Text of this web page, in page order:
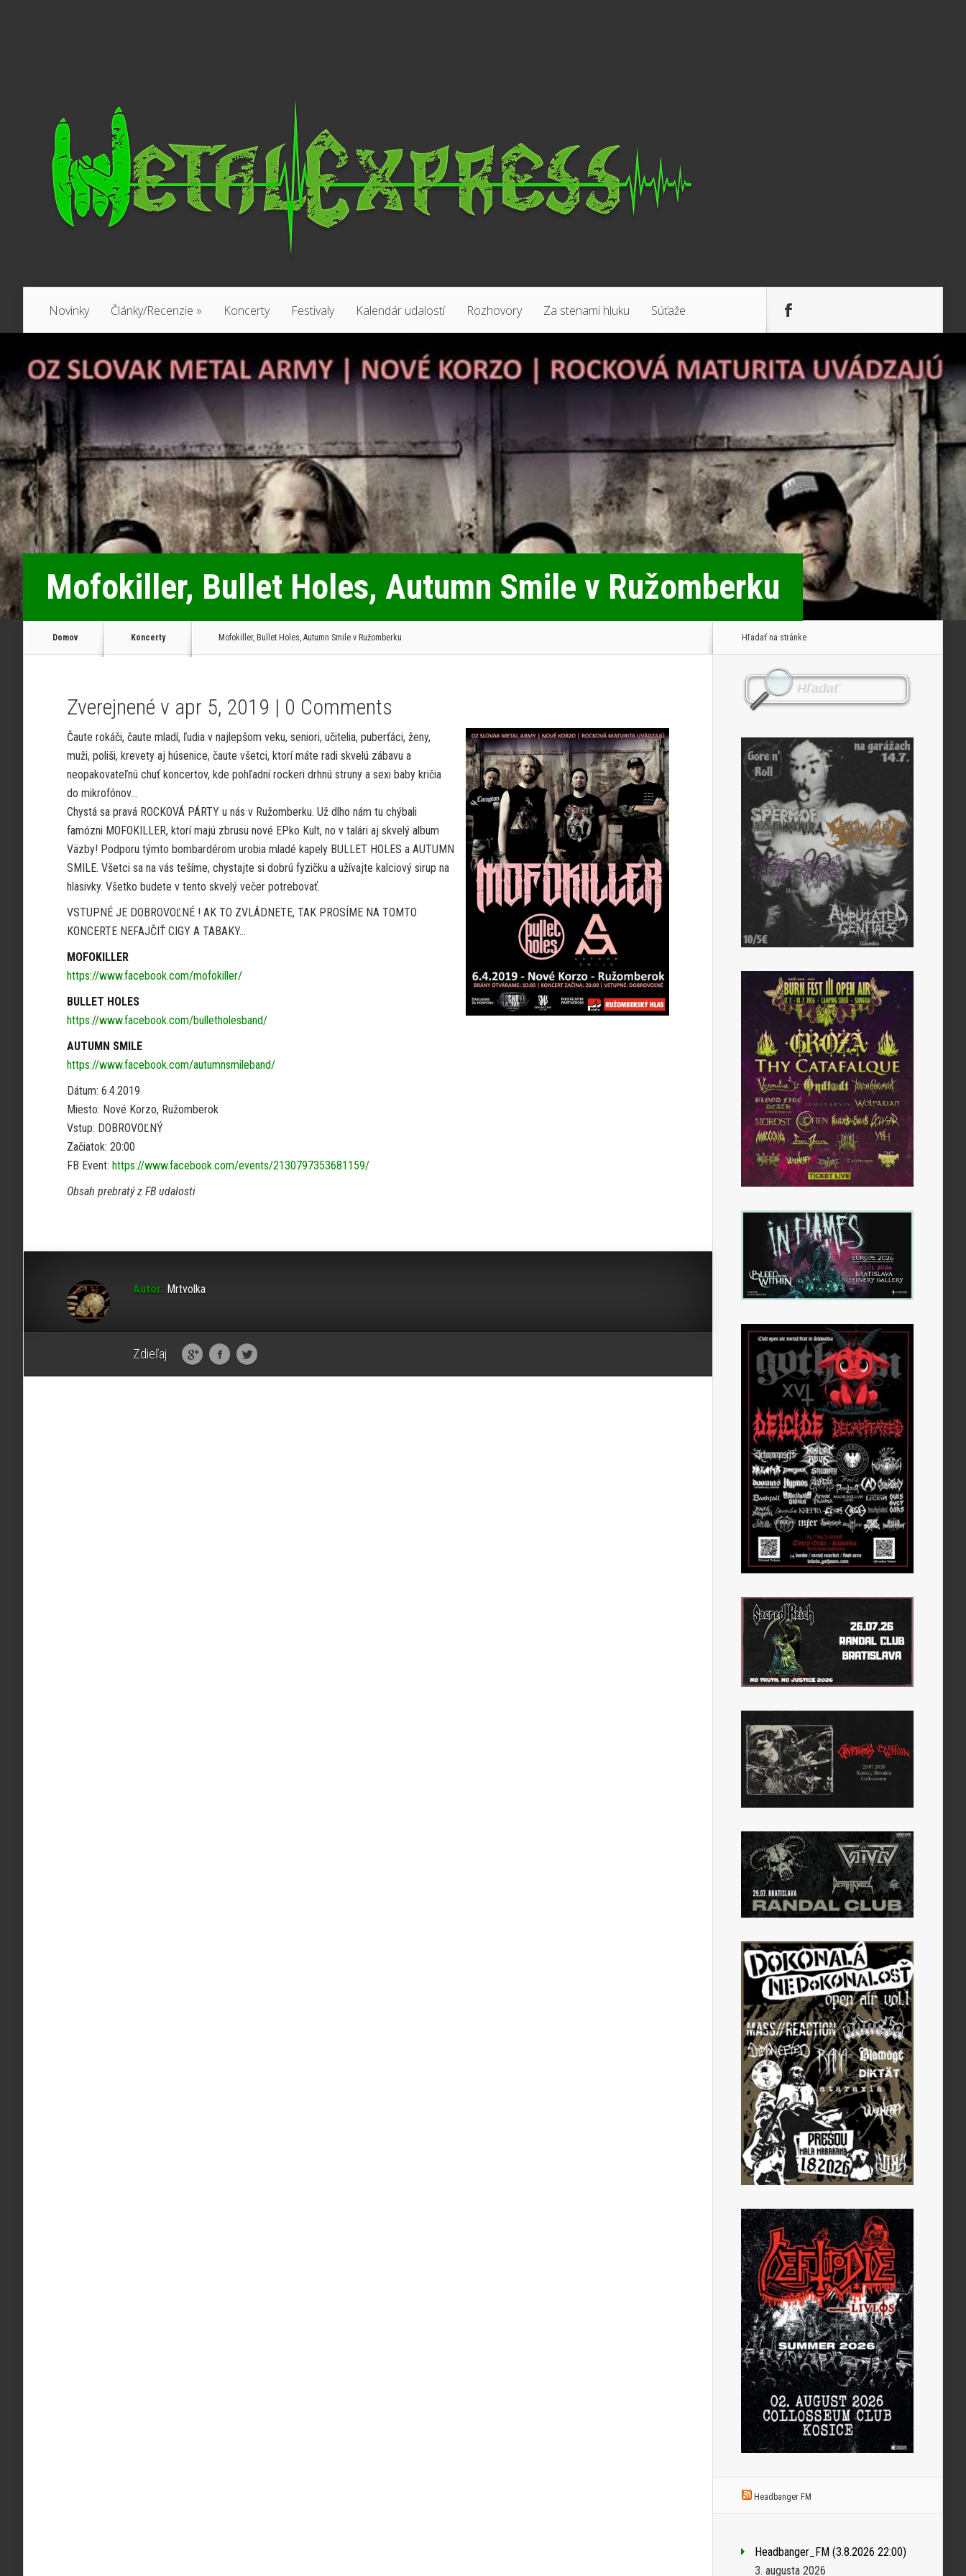
Novinky Články/Recenzie » Koncerty Festivaly Kalendár udalostí Rozhovory Za stenami hluku Súťaže
Mofokiller, Bullet Holes, Autumn Smile v Ružomberku
Domov Koncerty Mofokiller, Bullet Holes, Autumn Smile v Ružomberku
Zverejnené v apr 5, 2019 | 0 Comments
Čaute rokáči, čaute mladí, ľudia v najlepšom veku, seniori, učitelia, puberťáci, ženy,
muži, poliši, krevety aj húsenice, čaute všetci, ktorí máte radi skvelú zábavu a
neopakovateľnú chuť koncertov, kde pohľadní rockeri drhnú struny a sexi baby kričia
do mikrofónov…
Chystá sa pravá ROCKOVÁ PÁRTY u nás v Ružomberku. Už dlho nám tu chýbali
famózni MOFOKILLER, ktorí majú zbrusu nové EPko Kult, no v talári aj skvelý album
Väzby! Podporu týmto bombardérom urobia mladé kapely BULLET HOLES a AUTUMN
SMILE. Všetci sa na vás tešíme, chystajte si dobrú fyzičku a užívajte kalciový sirup na
hlasivky. Všetko budete v tento skvelý večer potrebovať.
VSTUPNÉ JE DOBROVOĽNÉ ! AK TO ZVLÁDNETE, TAK PROSÍME NA TOMTO
KONCERTE NEFAJČIŤ CIGY A TABAKY…
MOFOKILLER
https://www.facebook.com/mofokiller/
BULLET HOLES
https://www.facebook.com/bulletholesband/
AUTUMN SMILE
https://www.facebook.com/autumnsmileband/
Dátum: 6.4.2019
Miesto: Nové Korzo, Ružomberok
Vstup: DOBROVOĽNÝ
Začiatok: 20:00
FB Event: https://www.facebook.com/events/2130797353681159/
Obsah prebratý z FB udalosti
Autor: Mrtvolka
Zdieľaj
Hľadať na stránke
Headbanger FM
Headbanger_FM (3.8.2026 22:00)
3. augusta 2026